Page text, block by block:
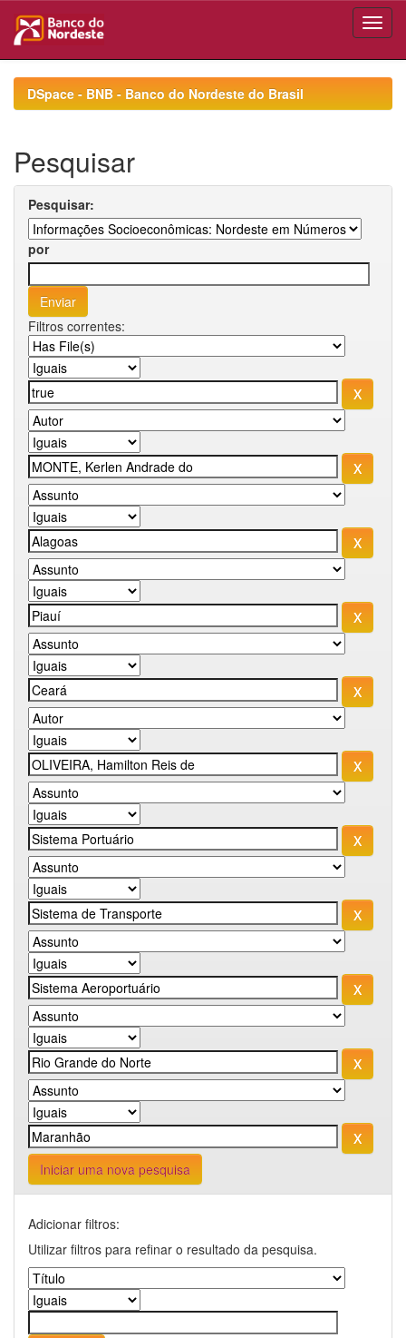
navigationDSpace - BNB - Banco do Nordeste do Brasil
Pesquisar
Pesquisar:
por
Filtros correntes:
Iniciar uma nova pesquisa
Adicionar filtros:
Utilizar filtros para refinar o resultado da pesquisa.